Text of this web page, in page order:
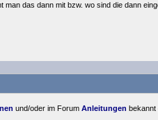
das dann mit bzw. wo sind die dann
und/oder im Forum Anleitungen bekannt